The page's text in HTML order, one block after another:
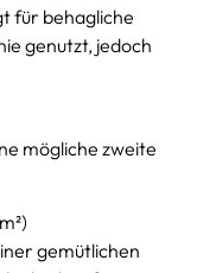
für behagliche
genutzt, jedoch
mögliche zweite
gemütlichen